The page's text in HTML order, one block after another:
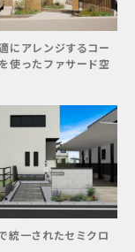
にアレンジするコー
使ったファサード空
統一されたセミクロ